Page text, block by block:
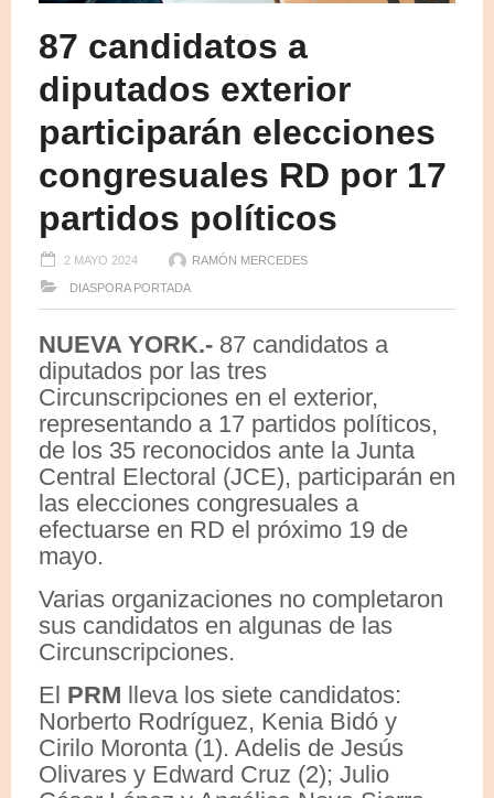
87 candidatos a
diputados exterior
participarán elecciones
congresuales RD por 17
partidos políticos
2 MAYO 2024 RAMÓN MERCEDES
DIASPORA PORTADA
NUEVA YORK.- 87 candidatos a
diputados por las tres
Circunscripciones en el exterior,
representando a 17 partidos políticos,
de los 35 reconocidos ante la Junta
Central Electoral (JCE), participarán en
las elecciones congresuales a
efectuarse en RD el próximo 19 de
mayo.
Varias organizaciones no completaron
sus candidatos en algunas de las
Circunscripciones.
El PRM lleva los siete candidatos:
Norberto Rodríguez, Kenia Bidó y
Cirilo Moronta (1). Adelis de Jesús
Olivares y Edward Cruz (2); Julio